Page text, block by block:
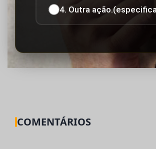
4. Outra
COMENTÁRIOS